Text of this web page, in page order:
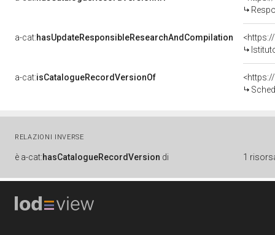
a-cat:hasUpdateResponsibleResearchAndCompilation
a-cat:isCatalogueRecordVersionOf
RELAZIONI INVERSE
è a-cat:hasCatalogueRecordVersion di 1